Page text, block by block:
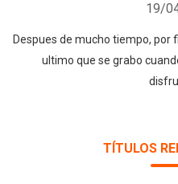
19/
Despues de mucho tiempo, por
ultimo que se grabo
TÍTULOS